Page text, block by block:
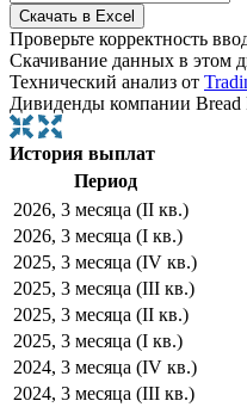
Проверьте корректность
Скачивание данных в этом
Технический анализ от
Дивиденды компании Bread
История выплат
Период
2026, 3 месяца (II кв.)
2026, 3 месяца (I кв.)
2025, 3 месяца (IV кв.)
2025, 3 месяца (III кв.)
2025, 3 месяца (II кв.)
2025, 3 месяца (I кв.)
2024, 3 месяца (IV кв.)
2024, 3 месяца (III кв.)